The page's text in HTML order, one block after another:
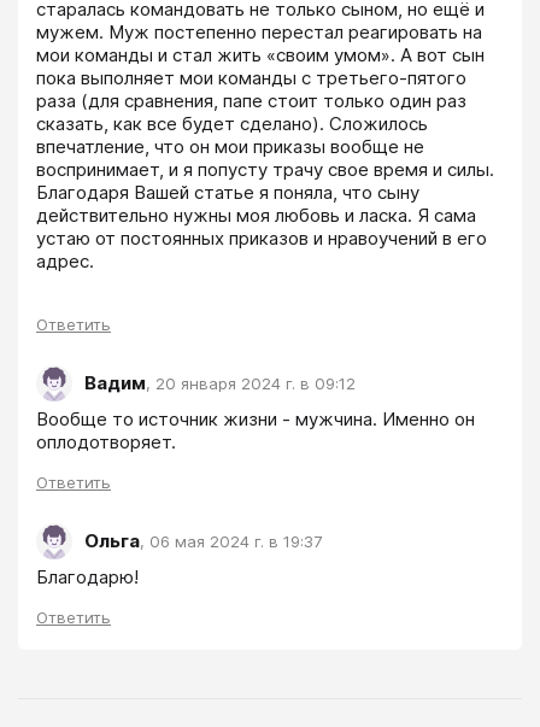
старалась командовать не только сыном, но ещё и
мужем. Муж постепенно перестал реагировать на
мои команды и стал жить «своим умом». А вот сын
пока выполняет мои команды с третьего-пятого
раза (для сравнения, папе стоит только один раз
сказать, как все будет сделано). Сложилось
впечатление, что он мои приказы вообще не
воспринимает, и я попусту трачу свое время и силы.
Благодаря Вашей статье я поняла, что сыну
действительно нужны моя любовь и ласка. Я сама
устаю от постоянных приказов и нравоучений в его
адрес.
Ответить
Вадим, 20 января 2024 г. в 09:12
Вообще то источник жизни - мужчина. Именно он
оплодотворяет.
Ответить
Ольга, 06 мая 2024 г. в 19:37
Благодарю!
Ответить